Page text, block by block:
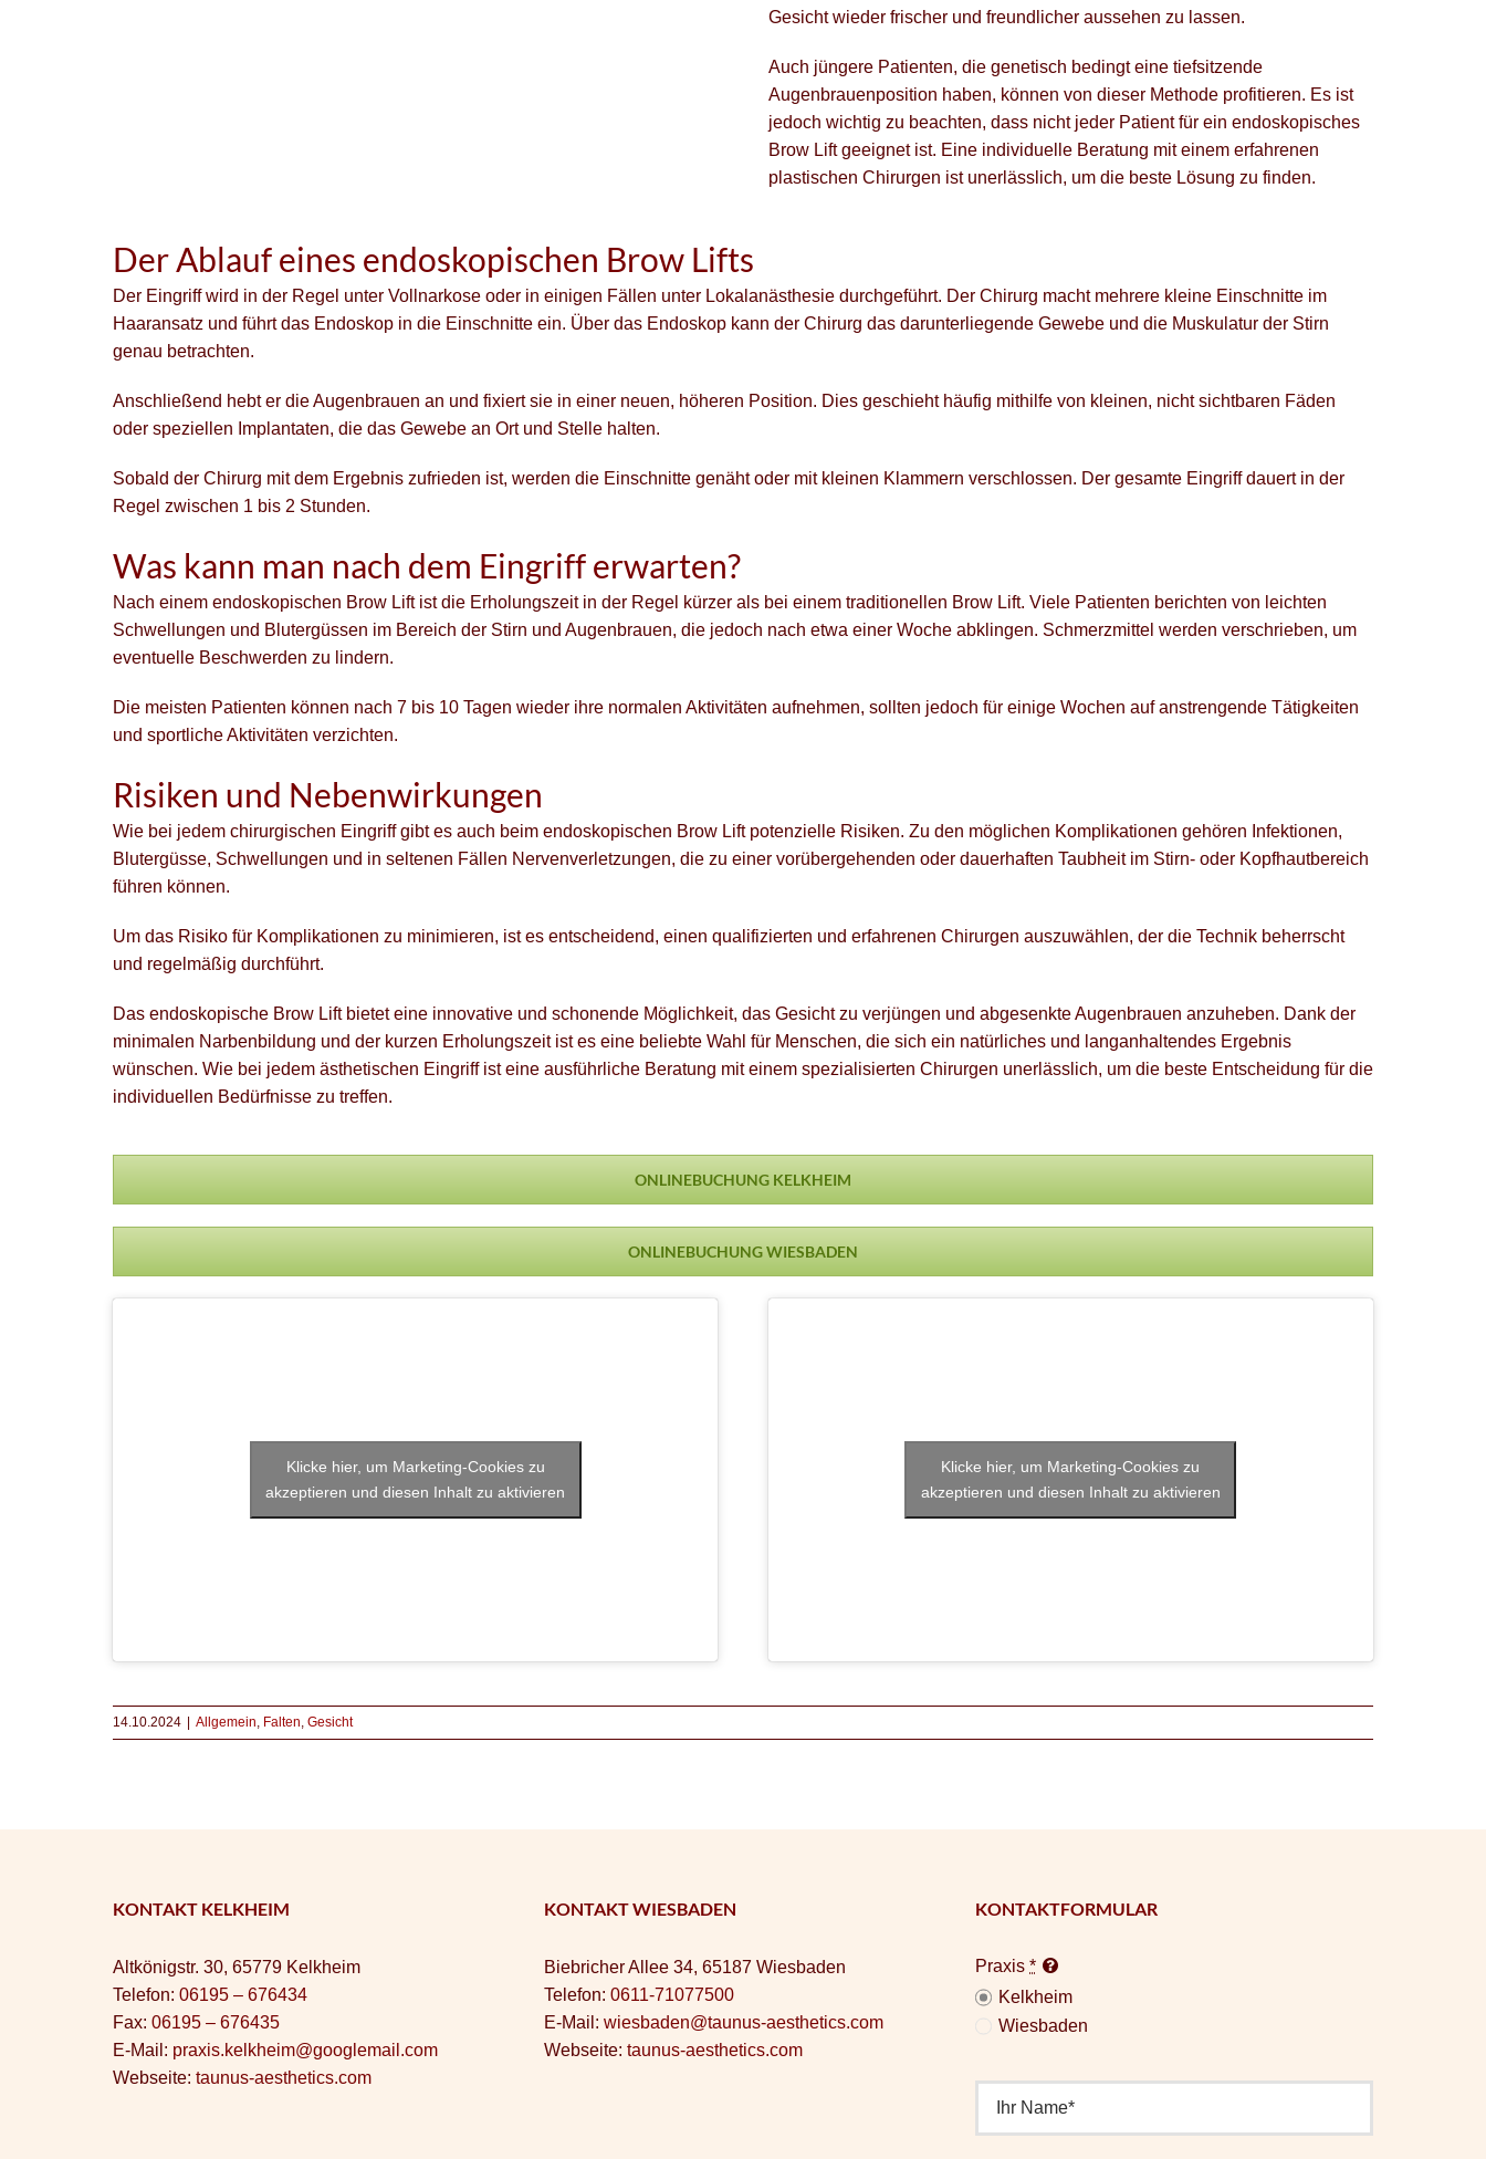
Gesicht wieder frischer und freundlicher aussehen zu lassen.
Auch jüngere Patienten, die genetisch bedingt eine tiefsitzende
Augenbrauenposition haben, können von dieser Methode profitieren. Es ist
jedoch wichtig zu beachten, dass nicht jeder Patient für ein endoskopisches
Brow Lift geeignet ist. Eine individuelle Beratung mit einem erfahrenen
plastischen Chirurgen ist unerlässlich, um die beste Lösung zu finden.
Der Ablauf eines endoskopischen Brow Lifts
Der Eingriff wird in der Regel unter Vollnarkose oder in einigen Fällen unter Lokalanästhesie durchgeführt. Der Chirurg macht mehrere kleine Einschnitte im
Haaransatz und führt das Endoskop in die Einschnitte ein. Über das Endoskop kann der Chirurg das darunterliegende Gewebe und die Muskulatur der Stirn
genau betrachten.
Anschließend hebt er die Augenbrauen an und fixiert sie in einer neuen, höheren Position. Dies geschieht häufig mithilfe von kleinen, nicht sichtbaren Fäden
oder speziellen Implantaten, die das Gewebe an Ort und Stelle halten.
Sobald der Chirurg mit dem Ergebnis zufrieden ist, werden die Einschnitte genäht oder mit kleinen Klammern verschlossen. Der gesamte Eingriff dauert in der
Regel zwischen 1 bis 2 Stunden.
Was kann man nach dem Eingriff erwarten?
Nach einem endoskopischen Brow Lift ist die Erholungszeit in der Regel kürzer als bei einem traditionellen Brow Lift. Viele Patienten berichten von leichten
Schwellungen und Blutergüssen im Bereich der Stirn und Augenbrauen, die jedoch nach etwa einer Woche abklingen. Schmerzmittel werden verschrieben, um
eventuelle Beschwerden zu lindern.
Die meisten Patienten können nach 7 bis 10 Tagen wieder ihre normalen Aktivitäten aufnehmen, sollten jedoch für einige Wochen auf anstrengende Tätigkeiten
und sportliche Aktivitäten verzichten.
Risiken und Nebenwirkungen
Wie bei jedem chirurgischen Eingriff gibt es auch beim endoskopischen Brow Lift potenzielle Risiken. Zu den möglichen Komplikationen gehören Infektionen,
Blutergüsse, Schwellungen und in seltenen Fällen Nervenverletzungen, die zu einer vorübergehenden oder dauerhaften Taubheit im Stirn- oder Kopfhautbereich
führen können.
Um das Risiko für Komplikationen zu minimieren, ist es entscheidend, einen qualifizierten und erfahrenen Chirurgen auszuwählen, der die Technik beherrscht
und regelmäßig durchführt.
Das endoskopische Brow Lift bietet eine innovative und schonende Möglichkeit, das Gesicht zu verjüngen und abgesenkte Augenbrauen anzuheben. Dank der
minimalen Narbenbildung und der kurzen Erholungszeit ist es eine beliebte Wahl für Menschen, die sich ein natürliches und langanhaltendes Ergebnis
wünschen. Wie bei jedem ästhetischen Eingriff ist eine ausführliche Beratung mit einem spezialisierten Chirurgen unerlässlich, um die beste Entscheidung für die
individuellen Bedürfnisse zu treffen.
ONLINEBUCHUNG KELKHEIM
ONLINEBUCHUNG WIESBADEN
Klicke hier, um Marketing-Cookies zu
akzeptieren und diesen Inhalt zu aktivieren
Klicke hier, um Marketing-Cookies zu
akzeptieren und diesen Inhalt zu aktivieren
14.10.2024 Allgemein, Falten, Gesicht
KONTAKT KELKHEIM
Altkönigstr. 30, 65779 Kelkheim
Telefon: 06195 – 676434
Fax: 06195 – 676435
E-Mail: praxis.kelkheim@googlemail.com
Webseite: taunus-aesthetics.com
KONTAKT WIESBADEN
Biebricher Allee 34, 65187 Wiesbaden
Telefon: 0611-71077500
E-Mail: wiesbaden@taunus-aesthetics.com
Webseite: taunus-aesthetics.com
KONTAKTFORMULAR
Praxis *
Kelkheim
Wiesbaden